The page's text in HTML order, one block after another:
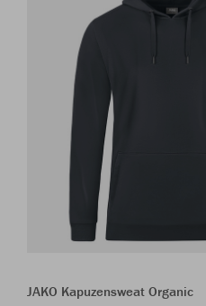
JAKO Kapuzensweat Organic